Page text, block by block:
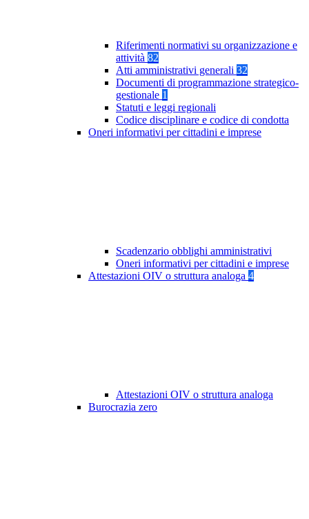
Riferimenti normativi su organizzazione e
attività 82
Atti amministrativi generali 32
Documenti di programmazione strategico-
gestionale 1
Statuti e leggi regionali
Codice disciplinare e codice di condotta
Oneri informativi per cittadini e imprese
Scadenzario obblighi amministrativi
Oneri informativi per cittadini e imprese
Attestazioni OIV o struttura analoga 4
Attestazioni OIV o struttura analoga
Burocrazia zero